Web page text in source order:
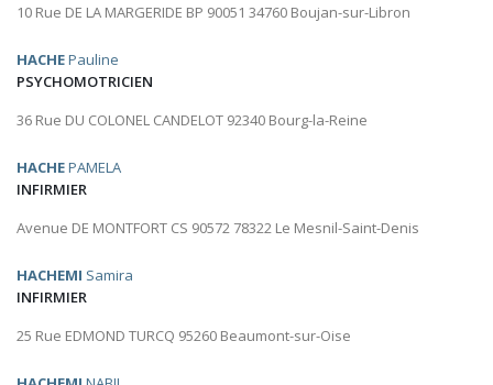
10 Rue DE LA MARGERIDE BP 90051 34760 Boujan-sur-Libron
HACHEPauline
PSYCHOMOTRICIEN
36 Rue DU COLONEL CANDELOT 92340 Bourg-la-Reine
HACHEPAMELA
INFIRMIER
Avenue DE MONTFORT CS 90572 78322 Le Mesnil-Saint-Denis
HACHEMI Samira
INFIRMIER
25 Rue EDMOND TURCQ 95260 Beaumont-sur-Oise